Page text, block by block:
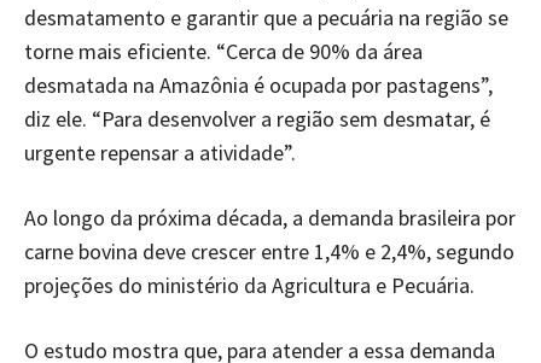
desmatamento e garantir que a pecuária na região se
torne mais eficiente. “Cerca de 90% da área
desmatada na Amazônia é ocupada por pastagens”,
diz ele. “Para desenvolver a região sem desmatar, é
urgente repensar a atividade”.
Ao longo da próxima década, a demanda brasileira por
carne bovina deve crescer entre 1,4% e 2,4%, segundo
projeções do ministério da Agricultura e Pecuária.
O estudo mostra que, para atender a essa demanda